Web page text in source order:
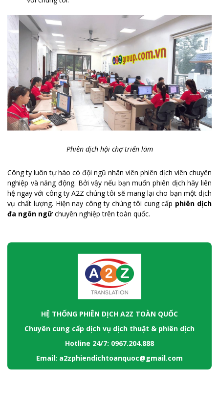
Phiên dịch hội chợ triển lãm
Công ty luôn tự hào có đội ngũ nhân viên phiên dịch viên chuyên
nghiệp và năng động. Bởi vậy nếu bạn muốn phiên dịch hãy liên
hệ ngay với công ty A2Z chúng tôi sẽ mang lại cho bạn một dịch
vụ chất lượng. Hiện nay công ty chúng tôi cung cấp phiên dịch
đa ngôn ngữchuyên nghiệp trên toàn quốc.
HỆ THỐNG PHIÊN DỊCH A2Z TOÀN QUỐC
Chuyên cung cấp dịch vụ dịch thuật & phiên dịch
Hotline 24/7: 0967.204.888
Email: a2zphiendichtoanquoc@gmail.com